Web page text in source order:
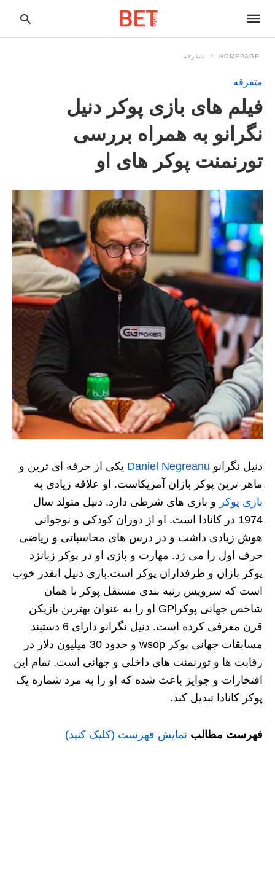
HOMEPAGE متفرقه
متفرقه
فیلم های بازی پوکر دنیل
نگرانو به همراه بررسی
تورنمنت پوکر های او
دنیل نگرانو Daniel Negreanu یکی از حرفه ای ترین و
ماهر ترین پوکر بازان آمریکاست. او علاقه زیادی به
بازی پوکر و بازی های شرطی دارد. دنیل متولد سال
1974 در کانادا است. او از دوران کودکی و نوجوانی
هوش زیادی داشت و در درس های محاسباتی و ریاضی
حرف اول را می زد. مهارت و بازی او در پوکر زبانزد
پوکر بازان و طرفداران پوکر است.بازی دنیل انقدر خوب
است که سرویس رتبه بندی مستقل پوکر یا همان
شاخص جهانی پوکرGPl او را به عنوان بهترین بازیکن
قرن معرفی کرده است. دنیل نگرانو دارای 6 دستبند
مسابقات جهانی پوکر wsop و حدود 30 میلیون دلار در
رقابت ها و تورنمنت های داخلی و جهانی است. تمام این
افتخارات و جوایز باعث شده که او را به مرد شماره یک
پوکر کانادا تبدیل کند.
فهرست مطالب نمایش فهرست (کلیک کنید)